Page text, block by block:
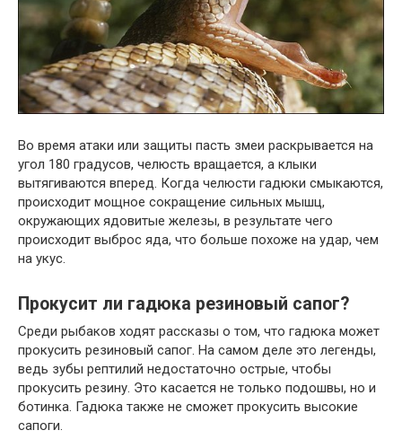
Во время атаки или защиты пасть змеи раскрывается на
угол 180 градусов, челюсть вращается, а клыки
вытягиваются вперед. Когда челюсти гадюки смыкаются,
происходит мощное сокращение сильных мышц,
окружающих ядовитые железы, в результате чего
происходит выброс яда, что больше похоже на удар, чем
на укус.
Прокусит ли гадюка резиновый сапог?
Среди рыбаков ходят рассказы о том, что гадюка может
прокусить резиновый сапог. На самом деле это легенды,
ведь зубы рептилий недостаточно острые, чтобы
прокусить резину. Это касается не только подошвы, но и
ботинка. Гадюка также не сможет прокусить высокие
сапоги.